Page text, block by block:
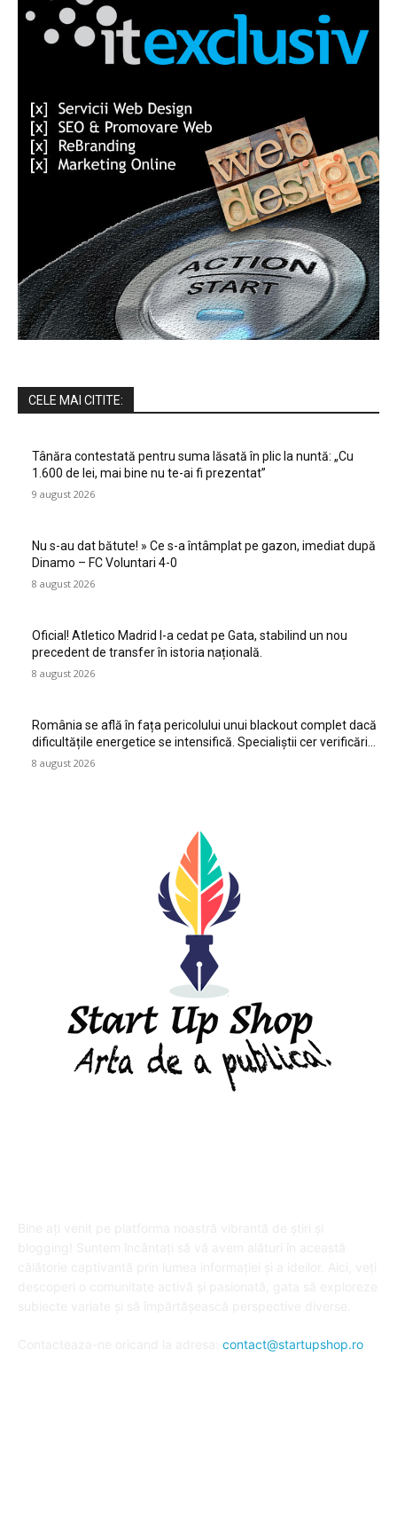
CELE MAI CITITE:
Tânăra contestată pentru suma lăsată în plic la nuntă: „Cu
1.600 de lei, mai bine nu te-ai fi prezentat”
9 august 2026
Nu s-au dat bătute! » Ce s-a întâmplat pe gazon, imediat după
Dinamo – FC Voluntari 4-0
8 august 2026
Oficial! Atletico Madrid l-a cedat pe Gata, stabilind un nou
precedent de transfer în istoria națională.
8 august 2026
România se află în fața pericolului unui blackout complet dacă
dificultățile energetice se intensifică. Specialiștii cer verificări…
8 august 2026
contact@startupshop.ro